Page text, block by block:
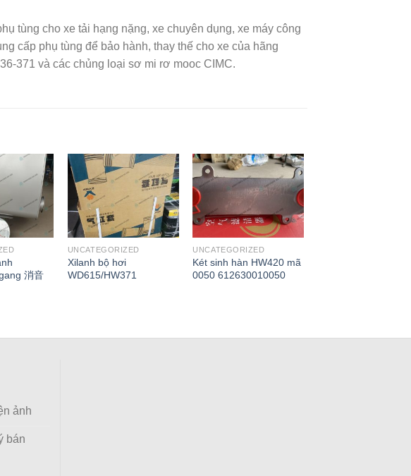
tùng cho xe tải hạng nặng, xe chuyên dụng, xe máy công
cấp phụ tùng để bảo hành, thay thế cho xe của hãng
371 và các chủng loại sơ mi rơ mooc CIMC.
消音
UNCATEGORIZED
Xilanh bộ hơi
WD615/HW371
UNCATEGORIZED
Két sinh hàn HW420 mã
0050 612630010050
ảnh
bán